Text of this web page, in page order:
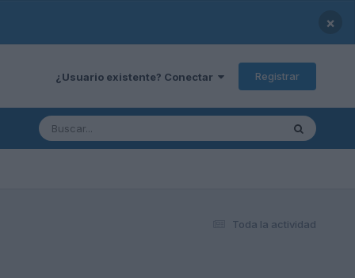
×
¿Usuario existente? Conectar Registrar
Toda la actividad